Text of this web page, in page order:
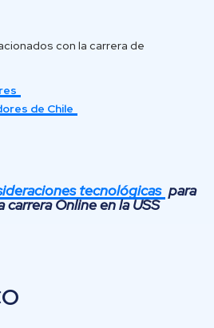
con la carrera de
de Chile
tecnológicas para
carrera Online en la USS